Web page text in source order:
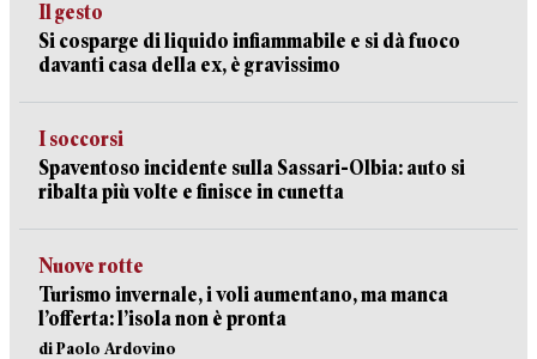
Il gesto
Si cosparge di liquido infiammabile e si dà fuoco
davanti casa della ex, è gravissimo
I soccorsi
Spaventoso incidente sulla Sassari-Olbia: auto si
ribalta più volte e finisce in cunetta
Nuove rotte
Turismo invernale, i voli aumentano, ma manca
l’offerta: l’isola non è pronta
di Paolo Ardovino